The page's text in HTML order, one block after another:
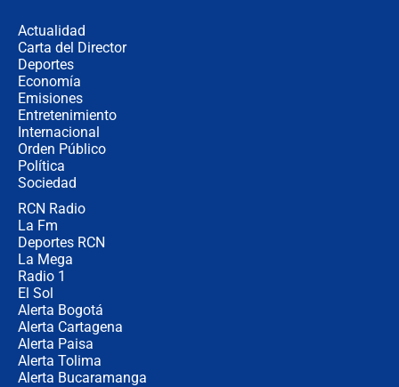
Actualidad
Carta del Director
Deportes
Economía
Emisiones
Entretenimiento
Internacional
Orden Público
Política
Sociedad
RCN Radio
La Fm
Deportes RCN
La Mega
Radio 1
El Sol
Alerta Bogotá
Alerta Cartagena
Alerta Paisa
Alerta Tolima
Alerta Bucaramanga